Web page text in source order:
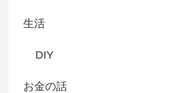
生活
DIY
お金の話